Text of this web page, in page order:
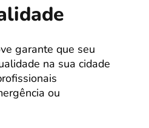
garante que seu
na sua cidade
ou